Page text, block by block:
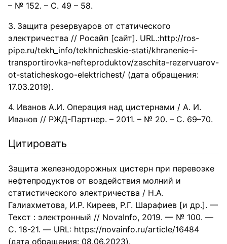
– № 152. – С. 49 – 58.
Защита резервуаров от статического
электричества // Росайп [сайт]. URL.:http://ros-
pipe.ru/tekh_info/tekhnicheskie-stati/khranenie-i-
transportirovka-nefteproduktov/zaschita-rezervuarov-
ot-staticheskogo-elektrichest/ (дата обращения:
17.03.2019).
Иванов А.И. Операция над цистернами / А. И.
Иванов // РЖД-Партнер. – 2011. – № 20. – C. 69–70.
Цитировать
Защита железнодорожных цистерн при перевозке
нефтепродуктов от воздействия молний и
статистического электричества / Н.А.
Галиахметова, И.Р. Киреев, Р.Г. Шарафиев [и др.]. —
Текст : электронный // NovaInfo, 2019. — № 100. —
С. 18-21. — URL: https://novainfo.ru/article/16484
(дата обращения: 08.06.2023).